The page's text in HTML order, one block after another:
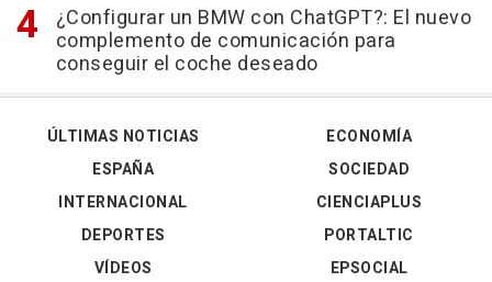
¿Configurar un BMW con ChatGPT?: El nuevo
complemento de comunicación para
conseguir el coche deseado
ÚLTIMAS NOTICIAS
ESPAÑA
INTERNACIONAL
DEPORTES
VÍDEOS
ECONOMÍA
SOCIEDAD
CIENCIAPLUS
PORTALTIC
EPSOCIAL